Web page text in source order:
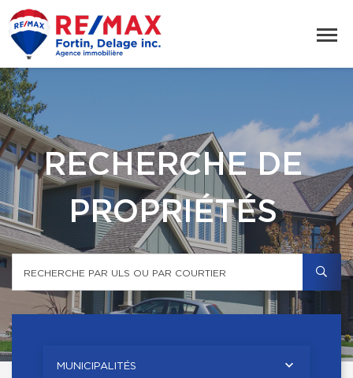
RECHERCHE DE
PROPRIÉTÉS
MUNICIPALITÉS